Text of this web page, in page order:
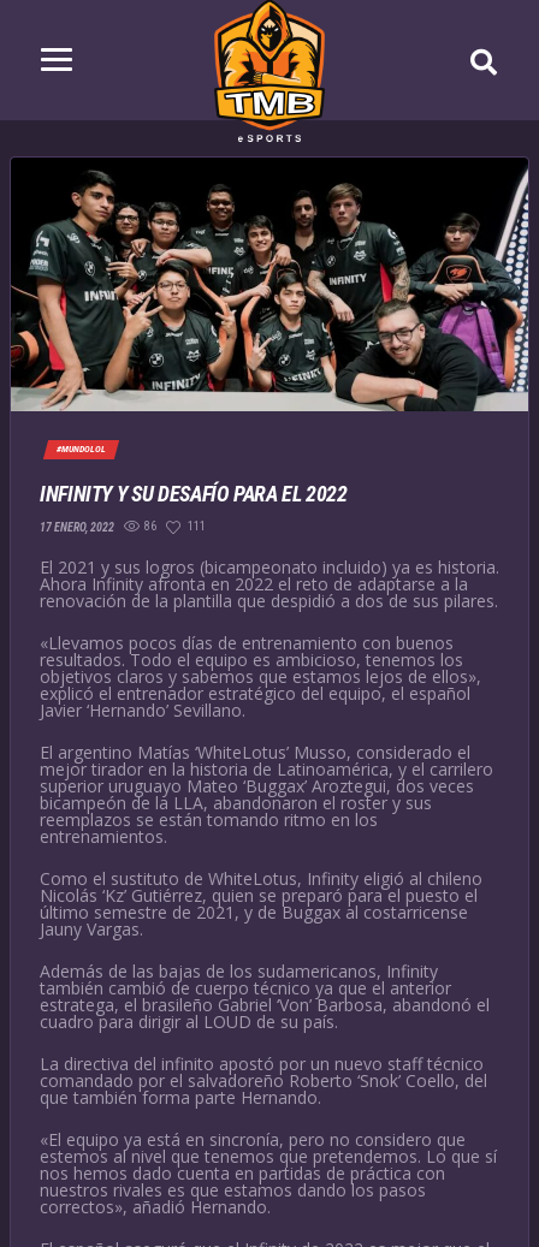
#MUNDOLOL
INFINITY Y SU DESAFÍO PARA EL 2022
17 ENERO, 2022 86 111
El 2021 y sus logros (bicampeonato incluido) ya es historia.
Ahora Infinity afronta en 2022 el reto de adaptarse a la
renovación de la plantilla que despidió a dos de sus pilares.
«Llevamos pocos días de entrenamiento con buenos
resultados. Todo el equipo es ambicioso, tenemos los
objetivos claros y sabemos que estamos lejos de ellos»,
explicó el entrenador estratégico del equipo, el español
Javier ‘Hernando’ Sevillano.
El argentino Matías ‘WhiteLotus’ Musso, considerado el
mejor tirador en la historia de Latinoamérica, y el carrilero
superior uruguayo Mateo ‘Buggax’ Aroztegui, dos veces
bicampeón de la LLA, abandonaron el roster y sus
reemplazos se están tomando ritmo en los
entrenamientos.
Como el sustituto de WhiteLotus, Infinity eligió al chileno
Nicolás ‘Kz’ Gutiérrez, quien se preparó para el puesto el
último semestre de 2021, y de Buggax al costarricense
Jauny Vargas.
Además de las bajas de los sudamericanos, Infinity
también cambió de cuerpo técnico ya que el anterior
estratega, el brasileño Gabriel ‘Von’ Barbosa, abandonó el
cuadro para dirigir al LOUD de su país.
La directiva del infinito apostó por un nuevo staff técnico
comandado por el salvadoreño Roberto ‘Snok’ Coello, del
que también forma parte Hernando.
«El equipo ya está en sincronía, pero no considero que
estemos al nivel que tenemos que pretendemos. Lo que sí
nos hemos dado cuenta en partidas de práctica con
nuestros rivales es que estamos dando los pasos
correctos», añadió Hernando.